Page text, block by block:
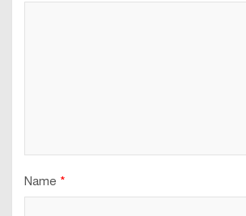
Name *